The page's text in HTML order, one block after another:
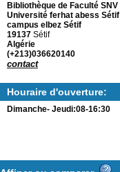
Bibliothèque de Faculté SNV
Université ferhat abess Sétif
campus elbez Sétif
19137 Sétif
Algérie
(+213)036620140
contact
Houraire d'ouverture:
Dimanche- Jeudi:08-16:30